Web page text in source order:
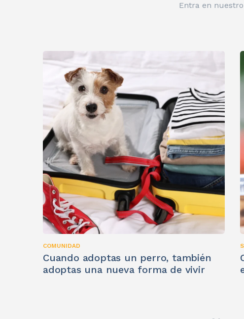
Entra en nuestro
COMUNIDAD
Cuando adoptas un perro, también
adoptas una nueva forma de vivir